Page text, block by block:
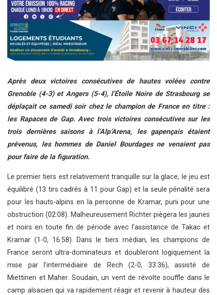
Après deux victoires consécutives de hautes volées contre
Grenoble (4-3) et Angers (5-4), l’Étoile Noire de Strasbourg se
déplaçait ce samedi soir chez le champion de France en titre :
les Rapaces de Gap. Avec trois victoires consécutives sur les
trois dernières saisons à l’Alp’Arena, les gapençais étaient
prévenus, les hommes de Daniel Bourdages ne venaient pas
pour faire de la figuration.
Le premier tiers est relativement tranquille sur la glace, le jeu est
équilibré (13 tirs cadrés à 11 pour Gap) et la seule pénalité sera
pour les hauts-alpins en la personne de Kramar, puni pour une
obstruction (02:08). Malheureusement Richter piègera les jaunes
et noirs en toute fin de période avec l’assistance de Takac et
Kramar (1-0, 16:58). Dans le tiers médian, les champions de
France seront ultra-dominateurs et doubleront logiquement la
mise par l’intermédiaire de Rech (2-0, 33:36), assisté de
Miettinen et Maher. Soudain, un vent de révolte souffle dans le
camp alsacien qui va rapidement réagir et revenir à hauteur des